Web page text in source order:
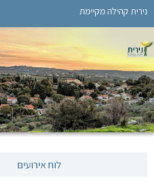
נירית קהילה מקיימת
לוח אירועים